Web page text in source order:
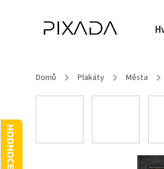
Domů / Plakáty / Města /